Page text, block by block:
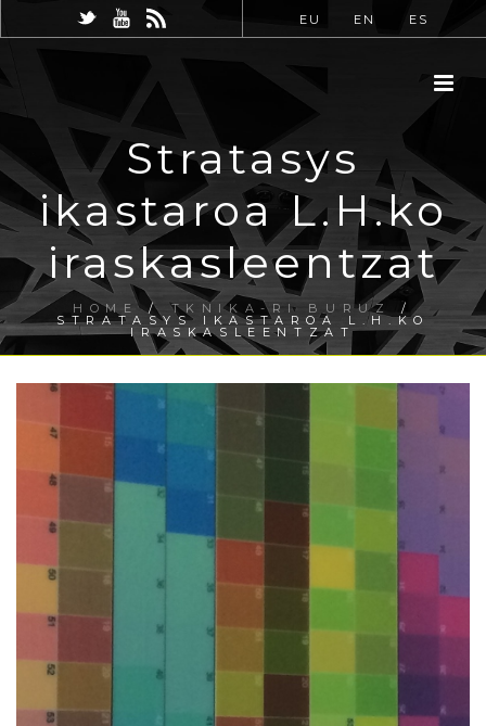
EU EN ES
Stratasys
ikastaroa L.H.ko
iraskasleentzat
HOME/TKNIKA-RI BURUZ /
STRATASYS IKASTAROA L.H.KO
IRASKASLEENTZAT